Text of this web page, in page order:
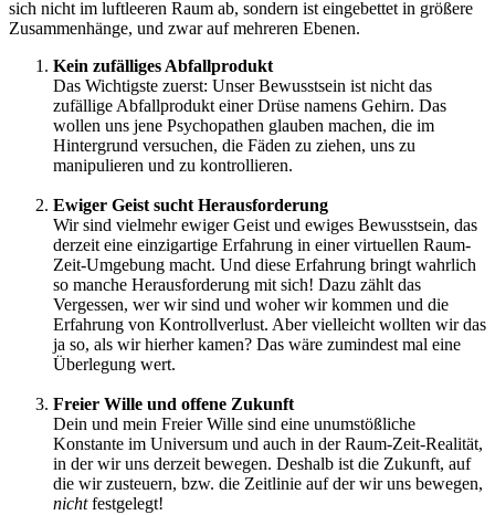
sich nicht im luftleeren Raum ab, sondern ist eingebettet in größere
Zusammenhänge, und zwar auf mehreren Ebenen.
Kein zufälliges Abfallprodukt
Das Wichtigste zuerst: Unser Bewusstsein ist nicht das
zufällige Abfallprodukt einer Drüse namens Gehirn. Das
wollen uns jene Psychopathen glauben machen, die im
Hintergrund versuchen, die Fäden zu ziehen, uns zu
manipulieren und zu kontrollieren.
Ewiger Geist sucht Herausforderung
Wir sind vielmehr ewiger Geist und ewiges Bewusstsein, das
derzeit eine einzigartige Erfahrung in einer virtuellen Raum-
Zeit-Umgebung macht. Und diese Erfahrung bringt wahrlich
so manche Herausforderung mit sich! Dazu zählt das
Vergessen, wer wir sind und woher wir kommen und die
Erfahrung von Kontrollverlust. Aber vielleicht wollten wir das
ja so, als wir hierher kamen? Das wäre zumindest mal eine
Überlegung wert.
Freier Wille und offene Zukunft
Dein und mein Freier Wille sind eine unumstößliche
Konstante im Universum und auch in der Raum-Zeit-Realität,
in der wir uns derzeit bewegen. Deshalb ist die Zukunft, auf
die wir zusteuern, bzw. die Zeitlinie auf der wir uns bewegen,
nichtfestgelegt!